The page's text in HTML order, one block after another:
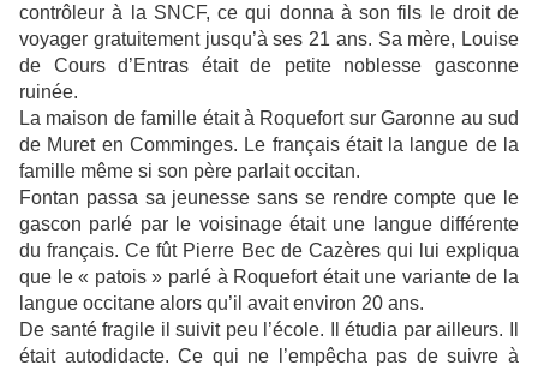
contrôleur à la SNCF, ce qui donna à son fils le droit de
voyager gratuitement jusqu’à ses 21 ans. Sa mère, Louise
de Cours d’Entras était de petite noblesse gasconne
ruinée.
La maison de famille était à Roquefort sur Garonne au sud
de Muret en Comminges. Le français était la langue de la
famille même si son père parlait occitan.
Fontan passa sa jeunesse sans se rendre compte que le
gascon parlé par le voisinage était une langue différente
du français. Ce fût Pierre Bec de Cazères qui lui expliqua
que le « patois » parlé à Roquefort était une variante de la
langue occitane alors qu’il avait environ 20 ans.
De santé fragile il suivit peu l’école. Il étudia par ailleurs. Il
était autodidacte. Ce qui ne l’empêcha pas de suivre à